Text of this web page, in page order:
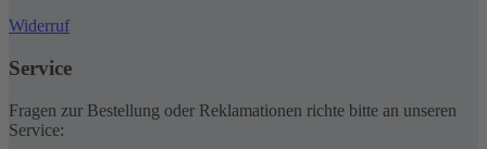
Widerruf
Service
Fragen zur Bestellung oder Reklamationen richte bitte an unseren
Service: